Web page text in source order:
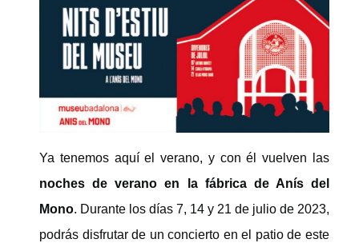
Ya tenemos aquí el verano, y con él vuelven las
noches de verano en la fábrica de Anís del
Mono. Durante los días 7, 14 y 21 de julio de 2023,
podrás disfrutar de un concierto en el patio de este